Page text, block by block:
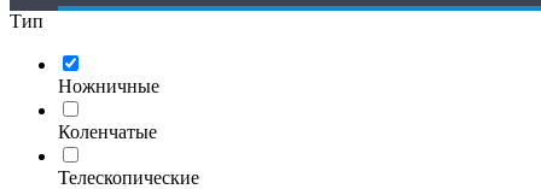
Тип
Ножничные
Коленчатые
Телескопические